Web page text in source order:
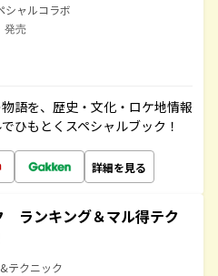
シャルコラボ
発売
語を、歴史・文化・ロケ地情報
ひもとくスペシャルブック！
詳細を見る
ランキング＆マル得テク
テクニック